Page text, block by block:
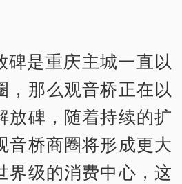
碑是重庆主城一直以
，那么观音桥正在以
放碑，随着持续的扩
音桥商圈将形成更大
界级的消费中心，这